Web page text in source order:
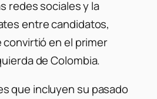
redes sociales y la
entre candidatos,
en el primer
de Colombia.
que incluyen su pasado